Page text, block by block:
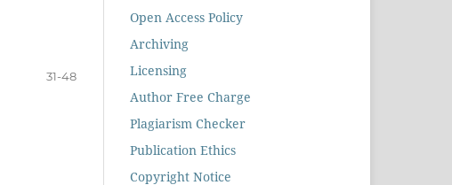
31-48
Open Access Policy
Archiving
Licensing
Author Free Charge
Plagiarism Checker
Publication Ethics
Copyright Notice